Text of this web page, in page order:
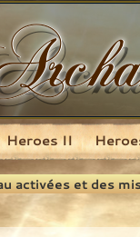
Heroes II
activées et des